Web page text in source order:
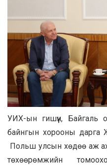
УИХ-ын гишүүн, Байгаль
байнгын хорооны дарга
Польш улсын хөдөө аж
төхөөрөмжийн